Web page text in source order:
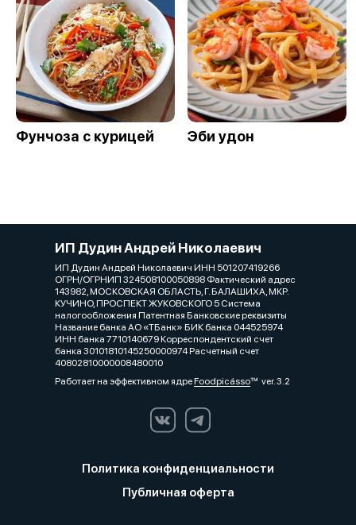
Фунчоза с курицей Эби удон
ИП Дудин Андрей Николаевич
ИП Дудин Андрей Николаевич ИНН 501207419266
ОГРН/ОГРНИП 324508100050898 Фактический адрес
143982, МОСКОВСКАЯ ОБЛАСТЬ, Г. БАЛАШИХА, МКР.
КУЧИНО, ПРОСПЕКТ ЖУКОВСКОГО 5 Система
налогообложения Патентная Банковские реквизиты
Название банка АО «ТБанк» БИК банка 044525974
ИНН банка 7710140679 Корреспондентский счет
банка 30101810145250000974 Расчетный счет
40802810000008480010
Работает на эффективном ядреFoodpicássover. 3.2
Политика конфиденциальности
Публичная оферта